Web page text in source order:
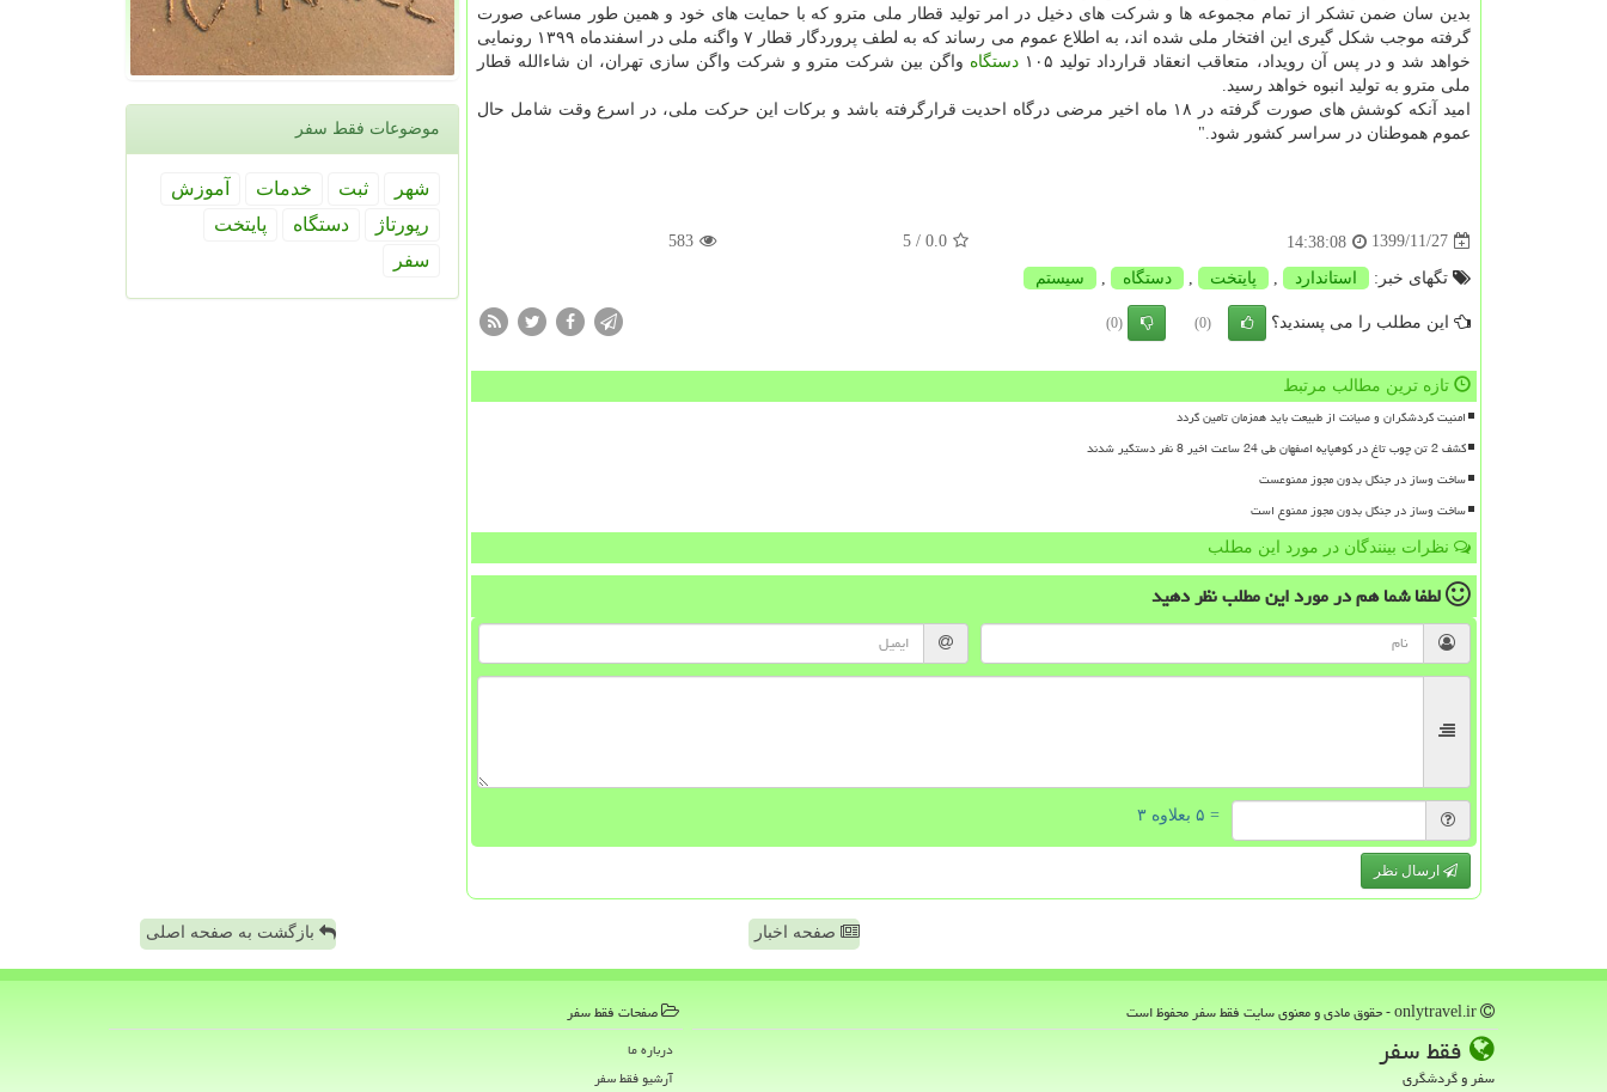
بدین سان ضمن تشکر از تمام مجموعه ها و شرکت های دخیل در امر تولید قطار ملی مترو که با حمایت های خود و همین طور مساعی صورت
گرفته موجب شکل گیری این افتخار ملی شده اند، به اطلاع عموم می رساند که به لطف پروردگار قطار ۷ واگنه ملی در اسفندماه ۱۳۹۹ رونمایی
خواهد شد و در پس آن رویداد، متعاقب انعقاد قرارداد تولید ۱۰۵
دستگاه واگن بین شرکت مترو و شرکت واگن سازی تهران، ان شاءالله قطار
ملی مترو به تولید انبوه خواهد رسید.
امید آنکه کوشش های صورت گرفته در ۱۸ ماه اخیر مرضی درگاه احدیت قرارگرفته باشد و برکات این حرکت ملی، در اسرع وقت شامل حال
عموم هموطنان در سراسر کشور شود."
1399/11/27
14:38:08
0.0
/ 5
583
تگهای خبر: استاندارد پایتخت دستگاه سیستم
این مطلب را می پسندید؟ (0)
(0)
تازه ترین مطالب مرتبط
امنیت گردشگران و صیانت از طبیعت باید همزمان تامین گردد
کشف 2 تن چوب تاغ در کوهپایه اصفهان طی 24 ساعت اخیر 8 نفر دستگیر شدند
ساخت وساز در جنگل بدون مجوز ممنوعست
ساخت وساز در جنگل بدون مجوز ممنوع است
نظرات بینندگان در مورد این مطلب
لطفا شما همدر مورد این مطلبنظر دهید
= ۵ بعلاوه ۳
ارسال نظر
موضوعات فقط سفر
شهر ثبت خدمات
آموزش
رپورتاژ
دستگاه
پایتخت
سفر
صفحه اخبار بازگشت به صفحه اصلی
فقط سفر
سفر و گردشگری
صفحات فقط سفر
درباره ما
آرشیو فقط سفر